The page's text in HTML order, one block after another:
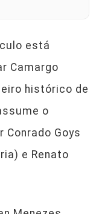
está
Camargo
histórico de
o
Conrado Goys
e Renato